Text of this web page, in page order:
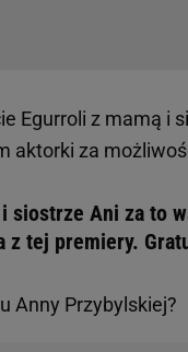
Egurroli z mamą i
aktorki za
siostrze Ani za to
z tej premiery.
Anny Przybylskiej?